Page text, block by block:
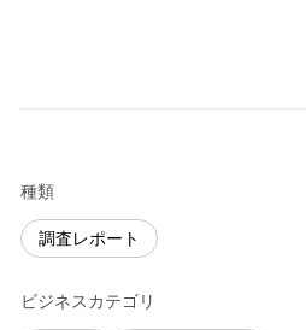
種類
調査レポート
ビジネスカテゴリ